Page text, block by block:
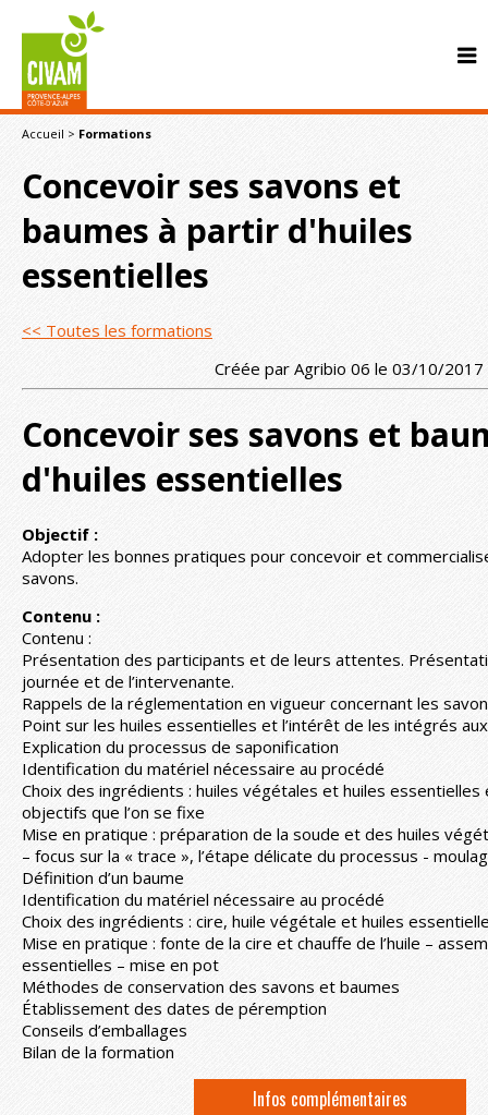
Accueil > Formations
Concevoir ses savons et
baumes à partir d'huiles
essentielles
<< Toutes les formations
Créée par Agribio 06 le 03/10/2017
Concevoir ses savons et
d'huiles essentielles
Objectif :
Adopter les bonnes pratiques pour concevoir et
savons.
Contenu :
Contenu :
Présentation des participants et de leurs attentes.
journée et de l’intervenante.
Rappels de la réglementation en vigueur concernant les
Point sur les huiles essentielles et l’intérêt de les intégrés
Explication du processus de saponification
Identification du matériel nécessaire au procédé
Choix des ingrédients : huiles végétales et huiles essentielles
objectifs que l’on se fixe
Mise en pratique : préparation de la soude et des huiles
– focus sur la « trace », l’étape délicate du processus -
Définition d’un baume
Identification du matériel nécessaire au procédé
Choix des ingrédients : cire, huile végétale et huiles
Mise en pratique : fonte de la cire et chauffe de l’huile –
essentielles – mise en pot
Méthodes de conservation des savons et baumes
Établissement des dates de péremption
Conseils d’emballages
Bilan de la formation
Infos complémentaires